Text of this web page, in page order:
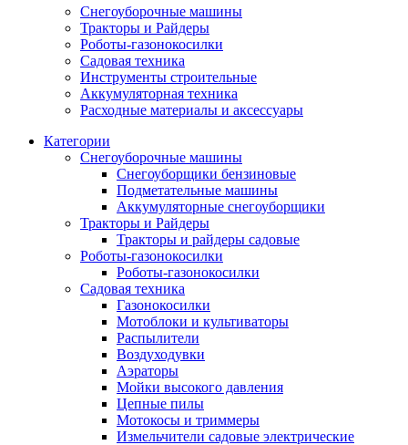
Снегоуборочные машины
Тракторы и Райдеры
Роботы-газонокосилки
Садовая техника
Инструменты строительные
Аккумуляторная техника
Расходные материалы и аксессуары
Категории
Снегоуборочные машины
Снегоуборщики бензиновые
Подметательные машины
Аккумуляторные снегоуборщики
Тракторы и Райдеры
Тракторы и райдеры садовые
Роботы-газонокосилки
Роботы-газонокосилки
Садовая техника
Газонокосилки
Мотоблоки и культиваторы
Распылители
Воздуходувки
Аэраторы
Мойки высокого давления
Цепные пилы
Мотокосы и триммеры
Измельчители садовые электрические